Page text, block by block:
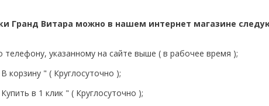
Гранд Витара можно в нашем интернет магазине
указанному на сайте выше ( в рабочее время );
корзину " ( Круглосуточно );
в 1 клик " ( Круглосуточно );